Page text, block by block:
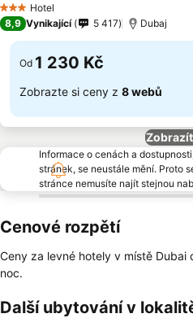
3 Počet hvězdiček
Hotel
8,9 Vynikající 5 417 Dubaj
Od 1 230 Kč
Zobrazte si ceny z 8 webů
Informace o cenách a
stránek, se neustále mění. Proto
stránce nemusíte najít stejnou
Cenové rozpětí
Ceny za levné hotely v místě Dubai
noc.
Další ubytování v